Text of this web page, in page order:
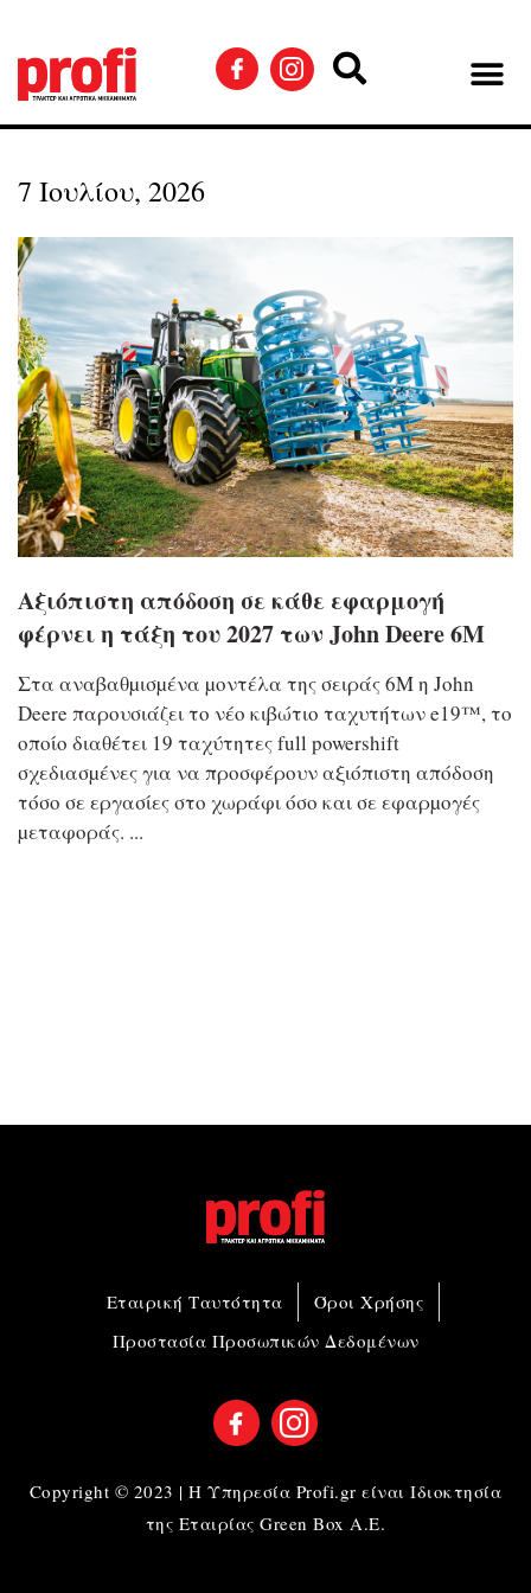
7 Ιουλίου, 2026
Αξιόπιστη απόδοση σε κάθε εφαρμογή
φέρνει η τάξη του 2027 των John Deere 6M
Στα αναβαθµισµένα µοντέλα της σειράς 6M η John
Deere παρουσιάζει το νέο κιβώτιο ταχυτήτων e19™, το
οποίο διαθέτει 19 ταχύτητες full powershift
σχεδιασµένες για να προσφέρουν αξιόπιστη απόδοση
τόσο σε εργασίες στο χωράφι όσο και σε εφαρµογές
µεταφοράς. ...
Εταιρική Ταυτότητα
Όροι Χρήσης
Προστασία Προσωπικών Δεδομένων
Copyright © 2023 | Η Υπηρεσία Profi.gr είναι Ιδιοκτησία
της Εταιρίας Green Box A.E.